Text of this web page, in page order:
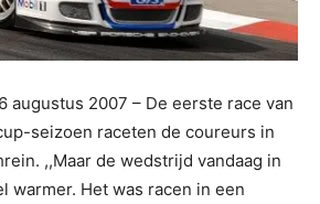
augustus 2007 – De eerste race van
seizoen raceten de coureurs in
,,Maar de wedstrijd vandaag in
warmer. Het was racen in een